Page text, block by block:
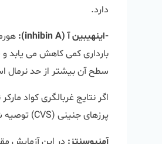
دارد.
-اینهیبین آ (inhibin A):
بارداری کمی کاهش می یابد
سطح آن بیشتر از حد نرمال
اگر نتایج غربالگری کواد
پرزهای جنینی (CVS) توصیه شود.